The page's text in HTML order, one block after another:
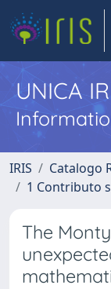
UNICA
IRIS
Catalogo
1 Contributo
The